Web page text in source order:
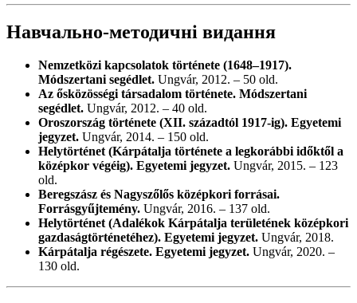
Навчально-методичні видання
Nemzetközi kapcsolatok története (1648–1917).
Módszertani segédlet. Ungvár, 2012. – 50 old.
Az ősközösségi társadalom története. Módszertani
segédlet. Ungvár, 2012. – 40 old.
Oroszország története (XII. századtól 1917-ig). Egyetemi
jegyzet. Ungvár, 2014. – 150 old.
Helytörténet (Kárpátalja története a legkorábbi időktől a
középkor végéig). Egyetemi jegyzet. Ungvár, 2015. – 123
old.
Beregszász és Nagyszőlős középkori forrásai.
Forrásgyűjtemény. Ungvár, 2016. – 137 old.
Helytörténet (Adalékok Kárpátalja területének középkori
gazdaságtörténetéhez). Egyetemi jegyzet. Ungvár, 2018.
Kárpátalja régészete. Egyetemi jegyzet. Ungvár, 2020. –
130 old.